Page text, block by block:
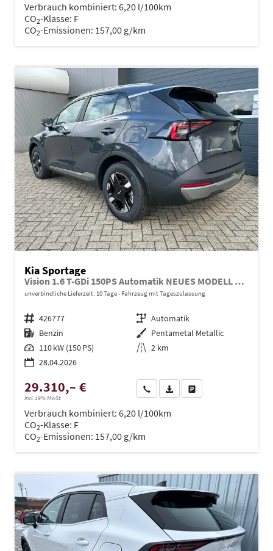
Verbrauch kombiniert: 6,20 l/100km
CO2-Klasse: F
CO2-Emissionen: 157,00 g/km
Kia Sportage
Vision 1.6 T-GDi 150PS Automatik NEUES MODELL MY26 FACELIFT Sitzheizung Lenkradheizung Klimaautomatik Navi Bluetooth Touchscreen Apple CarPlay Android Auto PDC v+h 17"LM Rückf.Kamera ACC 2x Keyless
unverbindliche Lieferzeit: 10 Tage Fahrzeug mit Tageszulassung
Fahrzeugnr. 426777 Getriebe Automatik
Kraftstoff Benzin Außenfarbe Pentametal Metallic
Leistung 110 kW (150 PS) Kilometerstand 2 km
28.04.2026
29.310,– €
incl. 19% MwSt.
Wir rufen Sie anPDF-Datei, Fahrzeugexposé
Verbrauch kombiniert: 6,20 l/100km
CO2-Klasse: F
CO2-Emissionen: 157,00 g/km